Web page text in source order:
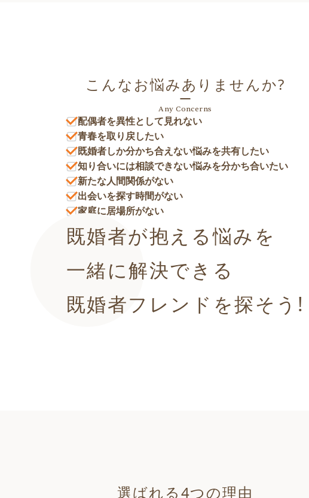
こんなお悩みありませんか?
Any Concerns
配偶者を異性として見れない
青春を取り戻したい
既婚者しか分かち合えない悩みを共有したい
知り合いには相談できない悩みを分かち合いたい
新たな人間関係がない
出会いを探す時間がない
家庭に居場所がない
既婚者が抱える悩みを
一緒に解決できる
既婚者フレンドを探そう!
選ばれる4つの理由